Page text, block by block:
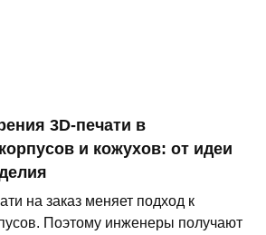
3D-печати в
и кожухов: от идеи
на заказ меняет подход к
Поэтому инженеры получают